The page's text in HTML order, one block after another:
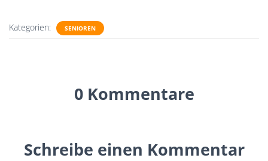
Kategorien: SENIOREN
0 Kommentare
Schreibe einen Kommentar